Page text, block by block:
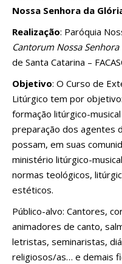
Nossa Senhora da
Realização: Paróquia
Cantorum Nossa
de Santa Catarina –
Objetivo: O Curso de
Litúrgico tem por
formação litúrgico-
preparação dos agentes
possam, em suas
ministério litúrgico-
normas teológicos,
estéticos.
Público-alvo: Cantores,
animadores de canto,
letristas, seminaristas,
religiosos/as… e demais